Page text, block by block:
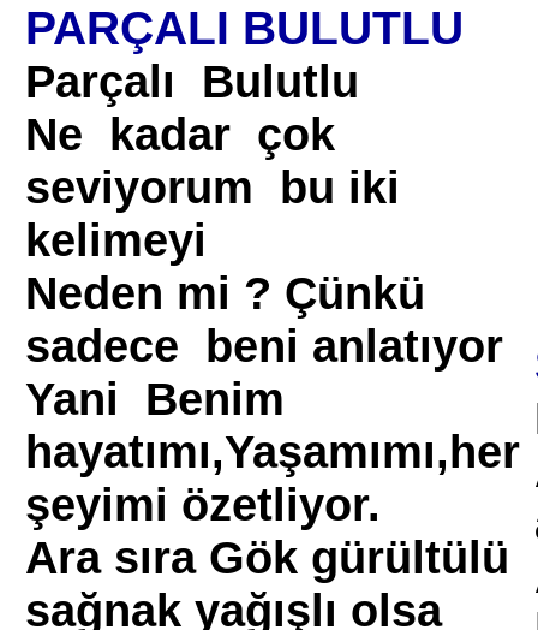
PARÇALI BULUTLU
Parçalı Bulutlu
Ne kadar çok
seviyorum bu iki
kelimeyi
Neden mi ? Çünkü
sadece beni anlatıyor
Yani Benim
hayatımı,Yaşamımı,her
şeyimi özetliyor.
Ara sıra Gök gürültülü
sağnak yağışlı olsa